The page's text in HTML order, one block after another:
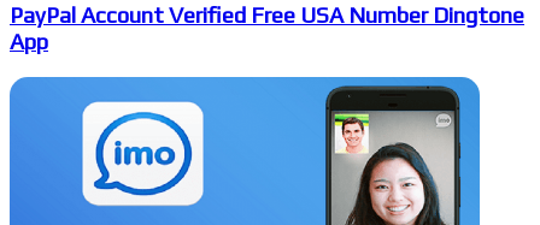
PayPal Account Verified Free USA Number Dingtone
App